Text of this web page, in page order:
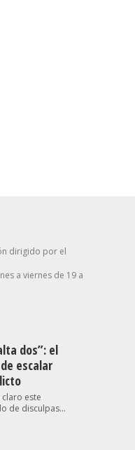
dirigido por el
a viernes de 19 a
dos”: el
escalar
este
de disculpas...